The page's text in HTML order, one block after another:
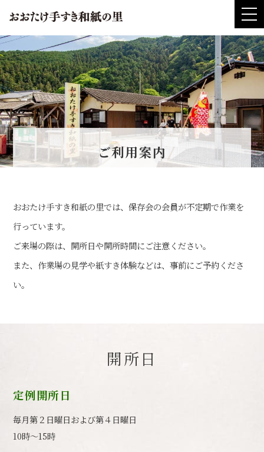
おおたけ手すき
ご利用案内
おおたけ手すき和紙の里では、保存会の会員が不定期で作業を
行っています。
ご来場の際は、開所日や開所時間にご注意ください。
また、作業場の見学や紙すき体験などは、事前にご予約くださ
い。
開所日
定例開所日
毎月第２日曜日および第４日曜日
10時～15時
t
o
g
g
l
e
n
a
g
a
t
i
o
n